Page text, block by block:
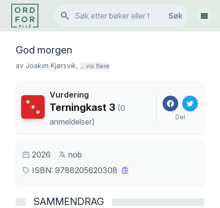
Søk
Søk
Vis
God morgen
av Joakim Kjørsvik ... vis flere
Terningkast
Vurdering
Terningkast 3 (0
anmeldelser) Del
2026
nob
ISBN: 9788205620308
SAMMENDRAG